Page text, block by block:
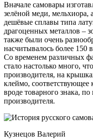
Вначале самовары
зелёной меди, мельхиора,
дешёвые сплавы типа
драгоценных металлов –
также были очень
насчитывалось более 150
Со временем различных
стало настолько много,
производителя, на
клеймо,
вроде товарного знака,
производителя.
Кузнецов Валерий